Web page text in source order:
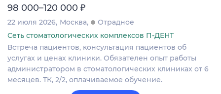
98 000–120 000 ₽
22 июля 2026 Москва
Отрадное
Сеть стоматологических комплексов П-ДЕНТ
Встреча пациентов, консультация пациентов об
услугах и ценах клиники. Обязателен опыт работы
администратором в стоматологических клиниках от 6
месяцев. ТК, 2/2, оплачиваемое обучение.